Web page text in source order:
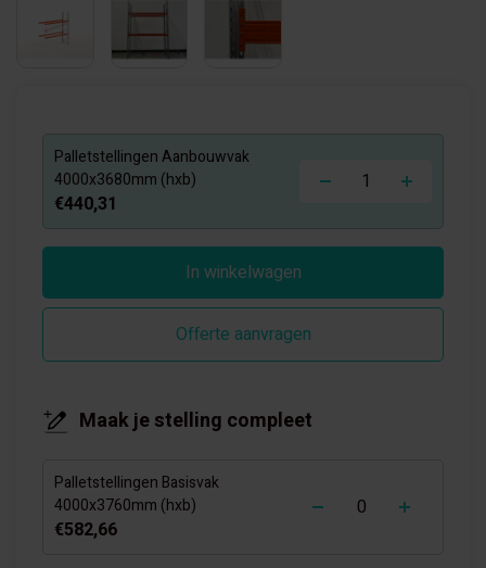
Palletstellingen Aanbouwvak
4000x3680mm (hxb)
€440,31
-
In winkelwagen
Offerte aanvragen
Maak je stelling compleet
Palletstellingen Basisvak
4000x3760mm (hxb)
€582,66
-